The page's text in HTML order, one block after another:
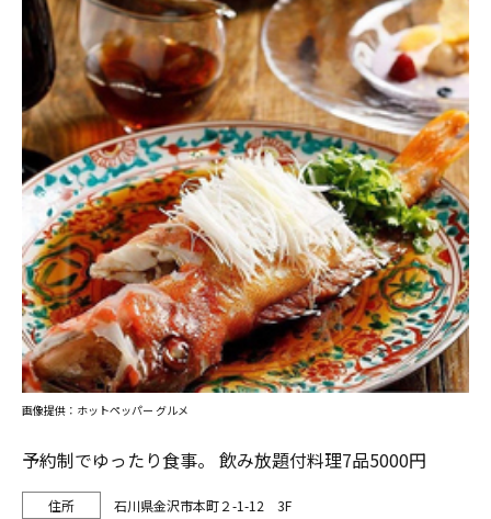
予約制でゆったり食事。 飲み放題付料理7品5000円
石川県金沢市本町２-1-12 3F
画像提供：ホットペッパー グルメ